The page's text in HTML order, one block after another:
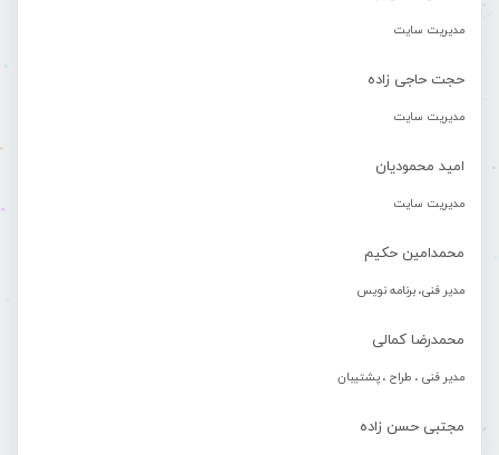
مدیریت سایت
حجت حاجی زاده
مدیریت سایت
امید محمودیان
مدیریت سایت
محمدامین حکیم
مدیر فنی، برنامه نویس
محمدرضا کمالی
مدیر فنی ، طراح ، پشتیبان
مجتبی حسن زاده